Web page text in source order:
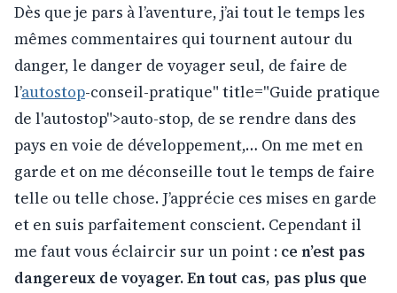
Dès que je pars à l’aventure, j’ai tout le temps les
mêmes commentaires qui tournent autour du
danger, le danger de voyager seul, de faire de
l’autostop-conseil-pratique" title="Guide pratique
de l'autostop">auto-stop, de se rendre dans des
pays en voie de développement,… On me met en
garde et on me déconseille tout le temps de faire
telle ou telle chose. J’apprécie ces mises en garde
et en suis parfaitement conscient. Cependant il
me faut vous éclaircir sur un point : ce n’est pas
dangereux de voyager. En tout cas, pas plus que